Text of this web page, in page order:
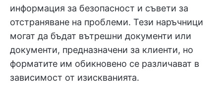
информация за безопасност и съвети за
отстраняване на проблеми. Тези наръчници
могат да бъдат вътрешни документи или
документи, предназначени за клиенти, но
форматите им обикновено се различават в
зависимост от изискванията.